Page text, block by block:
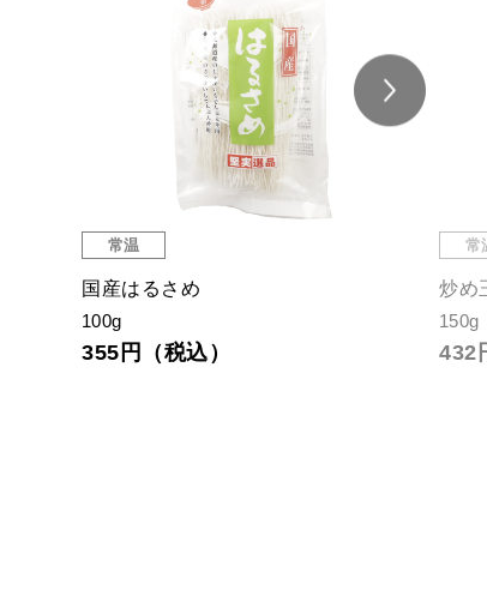
常温
国産はるさめ
100g
355円（税込）
常
炒め
150g
432